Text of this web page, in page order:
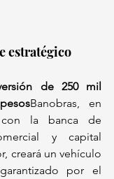
estratégico
de 250 mil
Banobras, en
con la banca de
y capital
creará un vehículo
por el